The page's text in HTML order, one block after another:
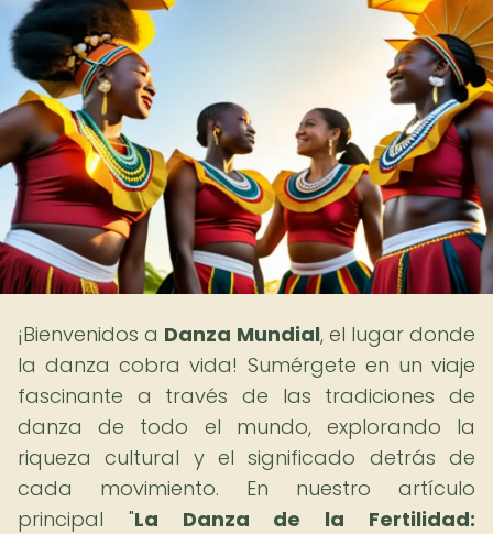
¡Bienvenidos a Danza Mundial, el lugar donde
la danza cobra vida! Sumérgete en un viaje
fascinante a través de las tradiciones de
danza de todo el mundo, explorando la
riqueza cultural y el significado detrás de
cada movimiento. En nuestro artículo
principal "La Danza de la Fertilidad: